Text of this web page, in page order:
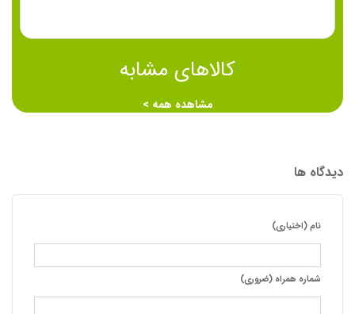
کالاهای مشابه
مشاهده همه >
دیدگاه ها
نام (اختیاری)
شماره همراه (ضروری)